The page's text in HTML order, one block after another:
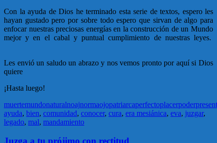
Con la ayuda de Dios he terminado esta serie de textos, espero les
hayan gustado pero por sobre todo espero que sirvan de algo para
enfocar nuestras preciosas energías en la construcción de un Mundo
mejor y en el cabal y puntual cumplimiento de nuestras leyes.
Les envió un saludo un abrazo y nos vemos pronto por aquí si Dios
quiere
¡Hasta luego!
muertemundonaturalnoajnormaojopatriarcaperfectoplacerpoder
ayuda, bien, comunidad, conocer, cura, era mesiánica, eva, juzgar,
legado, mal, mandamiento
Juzga a tu prójimo con rectitud